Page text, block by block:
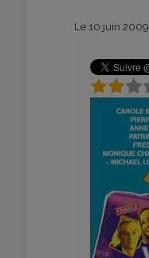
Le 10 juin 2009